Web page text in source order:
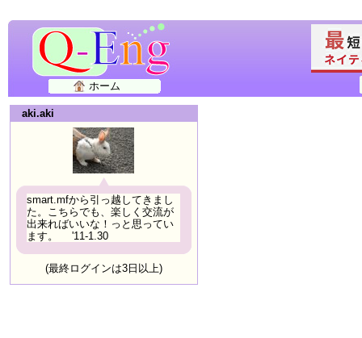
ホーム
aki.aki
smart.mfから引っ越してきまし
た。こちらでも、楽しく交流が
出来ればいいな！っと思ってい
ます。 '11-1.30
(最終ログインは3日以上)